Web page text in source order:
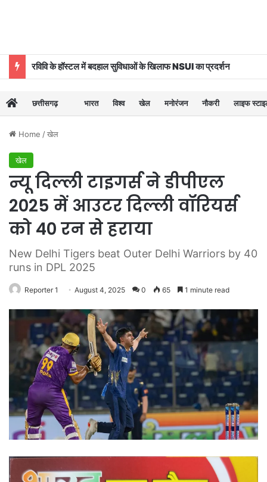
रविवि के हॉस्टल में बदहाल सुविधाओं के खिलाफ NSUI का प्रदर्शन
छत्तीसगढ़ भारत विश्व खेल मनोरंजन नौकरी लाइफ
Home /खेल
खेल
न्यू दिल्ली टाइगर्स ने डीपीएल
2025 में आउटर दिल्ली वॉरियर्स
को 40 रन से हराया
New Delhi Tigers beat Outer Delhi Warriors by 40
runs in DPL 2025
Reporter 1 August 4, 2025 0 65 1 minute read